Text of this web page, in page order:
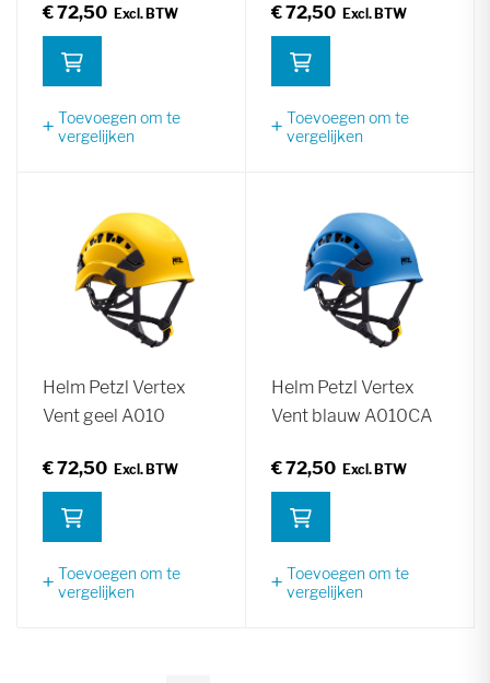
€ 72,50
Toevoegen om te
vergelijken
€ 72,50
Toevoegen om te
vergelijken
Helm Petzl Vertex
Vent geel A010
€ 72,50
Toevoegen om te
vergelijken
Helm Petzl Vertex
Vent blauw A010CA
€ 72,50
Toevoegen om te
vergelijken